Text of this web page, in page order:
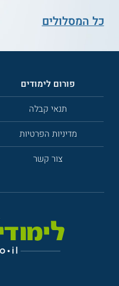
כל המסלולים
פורום לימודים
תנאי קבלה
מדיניות הפרטיות
צור קשר